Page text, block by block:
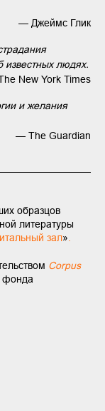
— Джеймс Глик
людях.
New York Times
и желания
— The Guardian
образцов
литературы
зал».
Corpus
фонда